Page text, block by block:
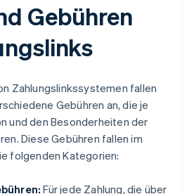
Gebühren
Zahlungslinkssystemen fallen
Gebühren an, die je
und den Besonderheiten der
Diese Gebühren fallen im
folgenden Kategorien:
Für jede Zahlung, die über